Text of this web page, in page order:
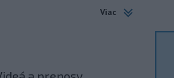
zo Severnej Kórey. Pchjongjang podľa
jeho slov „študuje túto vojnu“ medzi
Viac